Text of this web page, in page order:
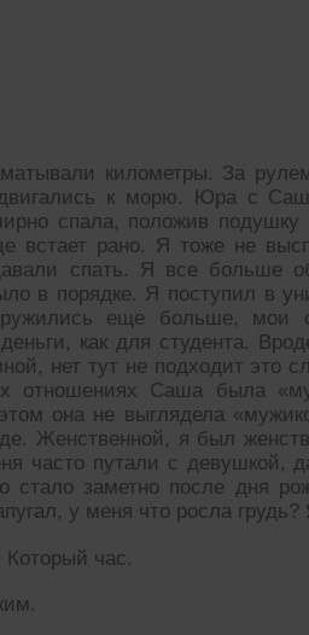
километры. За
к морю. Юра с
спала, положив
встает рано. Я тоже не
спать. Я все больше
в порядке. Я поступил в
еще больше, мои
как для студента.
нет тут не подходит это
отношениях Саша была
она не выглядела
Женственной, я был
часто путали с
стало заметно после дня
у меня что росла
час.